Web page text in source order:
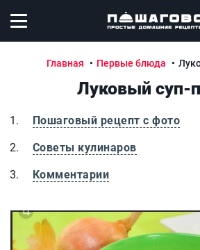
Открыть меню
Главная Первые блюда
Луковый суп-
Пошаговый рецепт с фото
Советы кулинаров
Комментарии
Луковый суп-пюре